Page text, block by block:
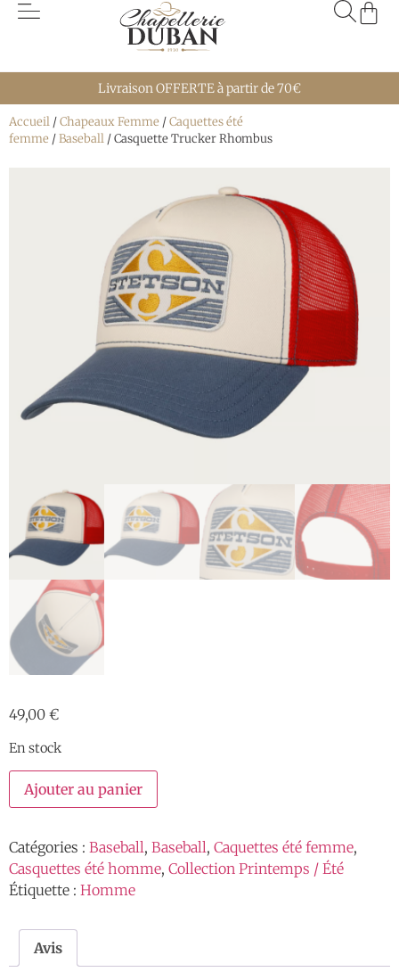
Livraison OFFERTE à partir de 70€
Accueil /Chapeaux Femme /Caquettes été
femme /Baseball / Casquette Trucker Rhombus
49,00 €
En stock
Ajouter au panier
Catégories : Baseball, Baseball, Caquettes été femme,
Casquettes été homme, Collection Printemps / Été
Étiquette : Homme
Avis